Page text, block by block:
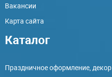
Вакансии
Карта сайта
Каталог
Праздничное оформление, декор